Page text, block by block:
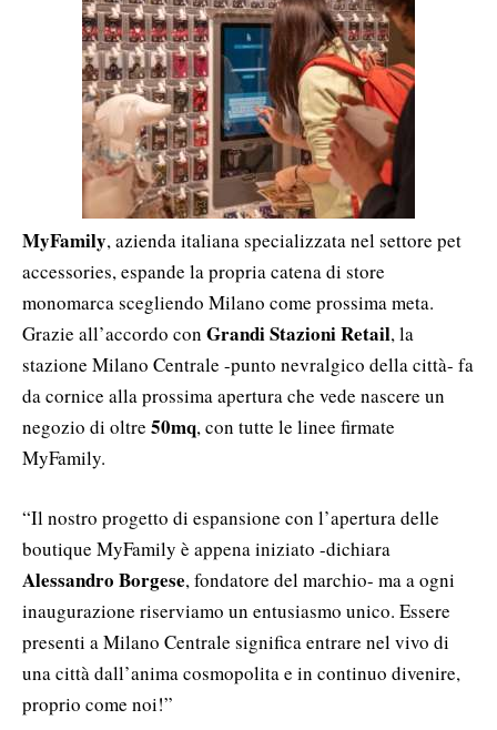
MyFamily, azienda italiana specializzata nel settore pet
accessories, espande la propria catena di store
monomarca scegliendo Milano come prossima meta.
Grazie all’accordo con Grandi Stazioni Retail, la
stazione Milano Centrale -punto nevralgico della città- fa
da cornice alla prossima apertura che vede nascere un
negozio di oltre 50mq, con tutte le linee firmate
MyFamily.
“Il nostro progetto di espansione con l’apertura delle
boutique MyFamily è appena iniziato -dichiara
Alessandro Borgese, fondatore del marchio- ma a ogni
inaugurazione riserviamo un entusiasmo unico. Essere
presenti a Milano Centrale significa entrare nel vivo di
una città dall’anima cosmopolita e in continuo divenire,
proprio come noi!”